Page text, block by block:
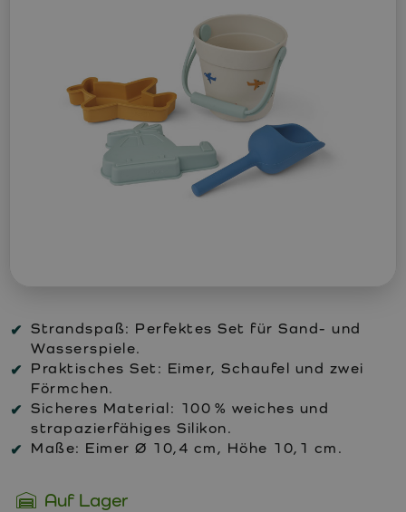
Strandspaß: Perfektes Set für Sand- und
Wasserspiele.
Praktisches Set: Eimer, Schaufel und zwei
Förmchen.
Sicheres Material: 100 % weiches und
strapazierfähiges Silikon.
Maße: Eimer Ø 10,4 cm, Höhe 10,1 cm.
Auf Lager